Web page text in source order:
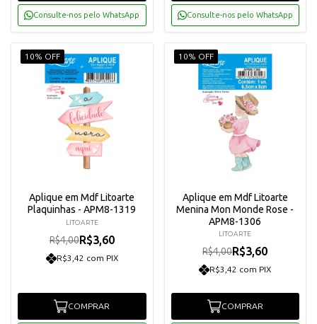
Consulte-nos pelo WhatsApp Consulte-nos pelo WhatsApp
10% OFF
Aplique em Mdf Litoarte
Plaquinhas - APM8-1319
LITOARTE
R$4,00R$3,60
R$3,42 com PIX
COMPRAR
10% OFF
Aplique em Mdf Litoarte
Menina Mon Monde Rose -
APM8-1306
LITOARTE
R$4,00R$3,60
R$3,42 com PIX
COMPRAR